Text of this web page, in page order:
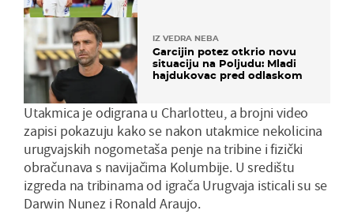
IZ VEDRA NEBA
Garcijin potez otkrio novu
situaciju na Poljudu: Mladi
hajdukovac pred odlaskom
Utakmica je odigrana u Charlotteu, a brojni video
zapisi pokazuju kako se nakon utakmice nekolicina
urugvajskih nogometaša penje na tribine i fizički
obračunava s navijačima Kolumbije. U središtu
izgreda na tribinama od igrača Urugvaja isticali su se
Darwin Nunez i Ronald Araujo.